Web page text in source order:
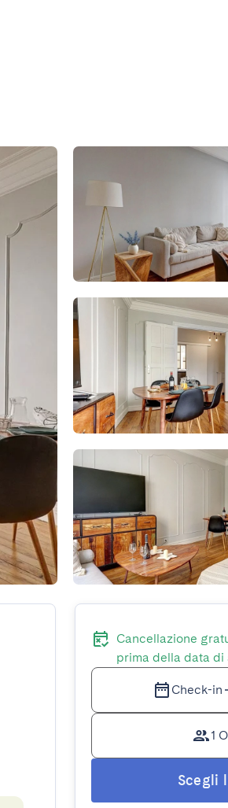
Cancellazione
prima della data di
Check-in
1
Scegli